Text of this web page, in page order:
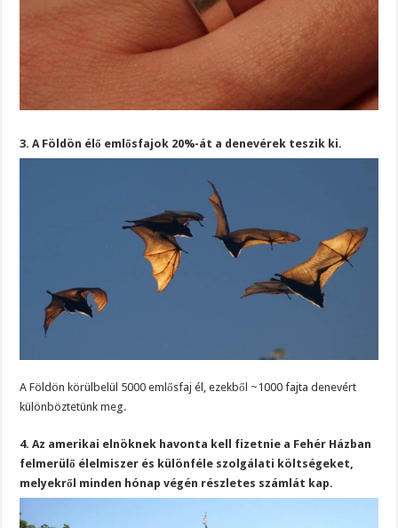
3. A Földön élő emlősfajok 20%-át a denevérek teszik ki.
A Földön körülbelül 5000 emlősfaj él, ezekből ~1000 fajta denevért
különböztetünk meg.
4. Az amerikai elnöknek havonta kell fizetnie a Fehér Házban
felmerülő élelmiszer és különféle szolgálati költségeket,
melyekről minden hónap végén részletes számlát kap.